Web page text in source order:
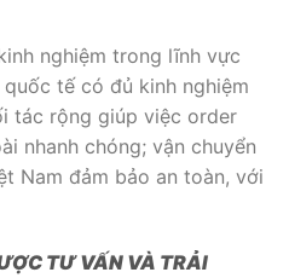
nghiệm trong lĩnh vực
tế có đủ kinh nghiệm
tác rộng giúp việc order
nhanh chóng; vận chuyển
Nam đảm bảo an toàn, với
TƯ VẤN VÀ TRẢI